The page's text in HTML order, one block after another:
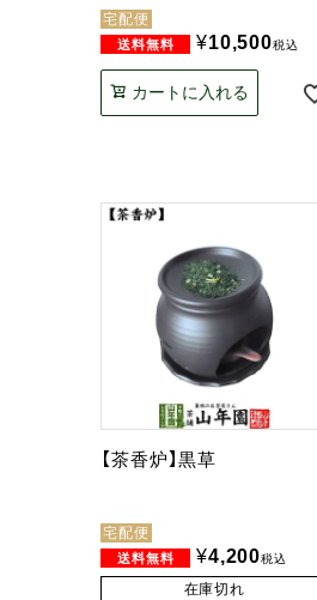
宅配便
¥10,500税込
カートに入れる
【茶香炉】黒草
宅配便
¥4,200税込
在庫切れ